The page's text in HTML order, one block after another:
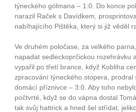
týneckého gólmana – 1:0. Do konce
narazil Raček s Davídkem,
nabíhajícího Pištěka, který si již věděl
Ve druhém poločase, za velkého
napadat sedleckoprčickou rozehrávku
vypařil po třetí brance, když Kobliha
zpracování týneckého stopera,
domácí příznivce – 3:0. Aby toho
počtvrté, když se do vápna dostal
tak svůj hattrick a hned šel střídat,